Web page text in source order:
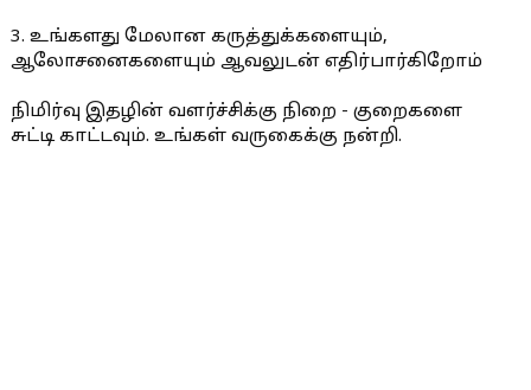
3. உங்களது மேலான கருத்துக்களையும்,
ஆலோசனைகளையும் ஆவலுடன் எதிர்பார்கிறோம்
நிமிர்வு இதழின் வளர்ச்சிக்கு நிறை - குறைகளை
சுட்டி காட்டவும். உங்கள் வருகைக்கு நன்றி.